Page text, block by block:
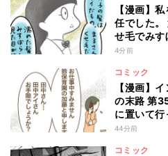
【漫画】
任でした。
せ毛でみす
い言葉に
4分前
コミック
【漫画】
の末路 第
に置いて行
場に電話し
44分前
コミック